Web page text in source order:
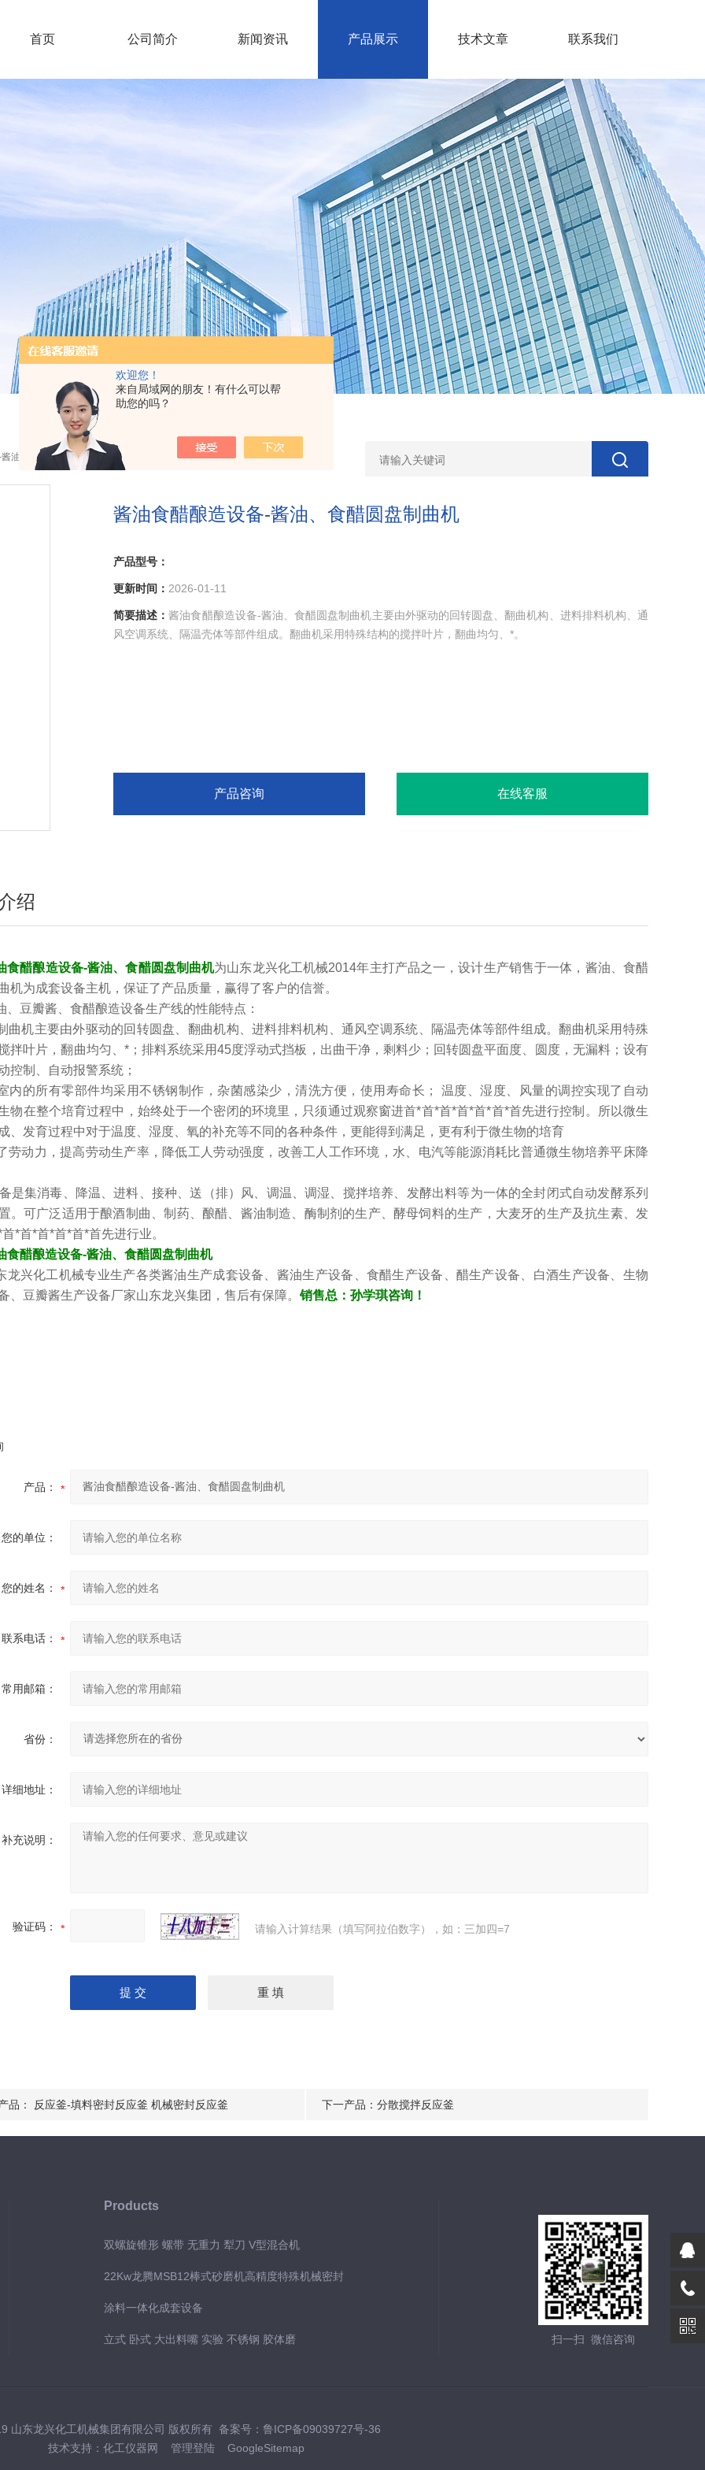
欢迎您！
来自局域网的朋友！有什么可以帮
助您的吗？
首页 公司简介 新闻资讯 产品展示 技术文章 联系我们
油、食醋圆盘制曲机
酱油食醋酿造设备-酱油、食醋圆盘制曲机
产品型号：
更新时间： 2026-01-11
简要描述：酱油食醋酿造设备-酱油、食醋圆盘制曲机主要由外驱动的回转圆盘、翻曲机构、进料排料机构、通
风空调系统、隔温壳体等部件组成。翻曲机采用特殊结构的搅拌叶片，翻曲均匀、*。
产品咨询 在线客服
绍
食醋酿造设备-酱油、食醋圆盘制曲机为山东龙兴化工机械2014年主打产品之一，设计生产销售于一体，酱油、食醋
机为成套设备主机，保证了产品质量，赢得了客户的信誉。
、豆瓣酱、食醋酿造设备生产线的性能特点：
曲机主要由外驱动的回转圆盘、翻曲机构、进料排料机构、通风空调系统、隔温壳体等部件组成。翻曲机采用特殊
拌叶片，翻曲均匀、*；排料系统采用45度浮动式挡板，出曲干净，剩料少；回转圆盘平面度、圆度，无漏料；设有
控制、自动报警系统；
内的所有零部件均采用不锈钢制作，杂菌感染少，清洗方便，使用寿命长； 温度、湿度、风量的调控实现了自动
物在整个培育过程中，始终处于一个密闭的环境里，只须通过观察窗进首*首*首*首*首*首*首先进行控制。所以微生
、发育过程中对于温度、湿度、氧的补充等不同的各种条件，更能得到满足，更有利于微生物的培育
劳动力，提高劳动生产率，降低工人劳动强度，改善工人工作环境，水、电汽等能源消耗比普通微生物培养平床降
是集消毒、降温、进料、接种、送（排）风、调温、调湿、搅拌培养、发酵出料等为一体的全封闭式自动发酵系列
。可广泛适用于酿酒制曲、制药、酿醋、酱油制造、酶制剂的生产、酵母饲料的生产，大麦牙的生产及抗生素、发
*首*首*首*首*首先进行业。
食醋酿造设备-酱油、食醋圆盘制曲机
龙兴化工机械专业生产各类酱油生产成套设备、酱油生产设备、食醋生产设备、醋生产设备、白酒生产设备、生物
、豆瓣酱生产设备厂家山东龙兴集团，售后有保障。销售总：孙学琪咨询！
产品：
您的单位：
您的姓名：
联系电话：
常用邮箱：
省份：
详细地址：
补充说明：
验证码： 请输入计算结果（填写阿拉伯数字），如：三加四=7
品： 反应釜-填料密封反应釜 机械密封反应釜 下一产品： 分散搅拌反应釜
Products
双螺旋锥形 螺带 无重力 犁刀 V型混合机
22Kw龙腾MSB12棒式砂磨机高精度特殊机械密封
涂料一体化成套设备
立式 卧式 大出料嘴 实验 不锈钢 胶体磨 扫一扫 微信咨询
山东龙兴化工机械集团有限公司 版权所有 备案号： 鲁ICP备09039727号-36
技术支持： 化工仪器网 管理登陆 GoogleSitemap